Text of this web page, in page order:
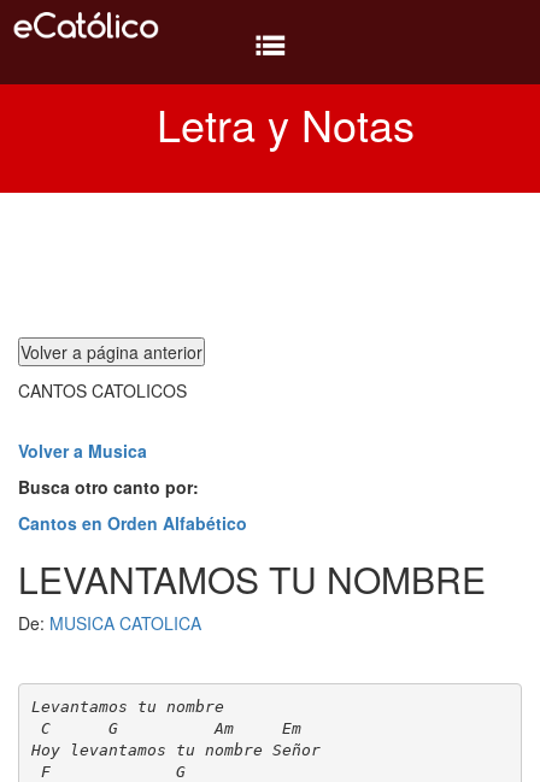
Letra y Notas
Oratorio
Libros
Conocer
MP3
Oraciones
Letras
CANTOS CATOLICOS
Volver a Musica
Busca otro canto por:
Cantos en Orden Alfabético
LEVANTAMOS TU NOMBRE
De: MUSICA CATOLICA
Levantamos tu nombre
C      G          Am     Em
Hoy levantamos tu nombre Señor
F             G